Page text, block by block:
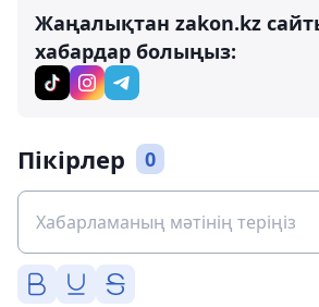
Жаңалықтан zakon.kz
хабардар болыңыз:
Пікірлер 0